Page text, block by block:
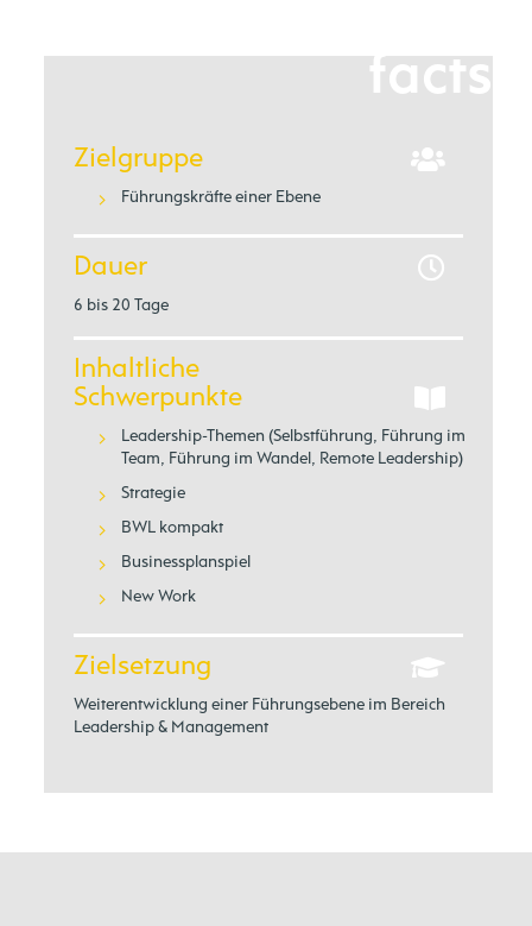
facts
Zielgruppe
Führungskräfte einer Ebene
Dauer
6 bis 20 Tage
Inhaltliche
Schwerpunkte
Leadership-Themen (Selbstführung, Führung im
Team, Führung im Wandel, Remote Leadership)
Strategie
BWL kompakt
Businessplanspiel
New Work
Zielsetzung
Weiterentwicklung einer Führungsebene im Bereich
Leadership & Management